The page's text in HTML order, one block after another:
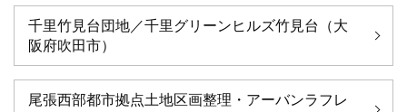
千里竹見台団地／千里グリーンヒルズ竹見台（大
阪府吹田市）
尾張西部都市拠点土地区画整理・アーバンラフレ